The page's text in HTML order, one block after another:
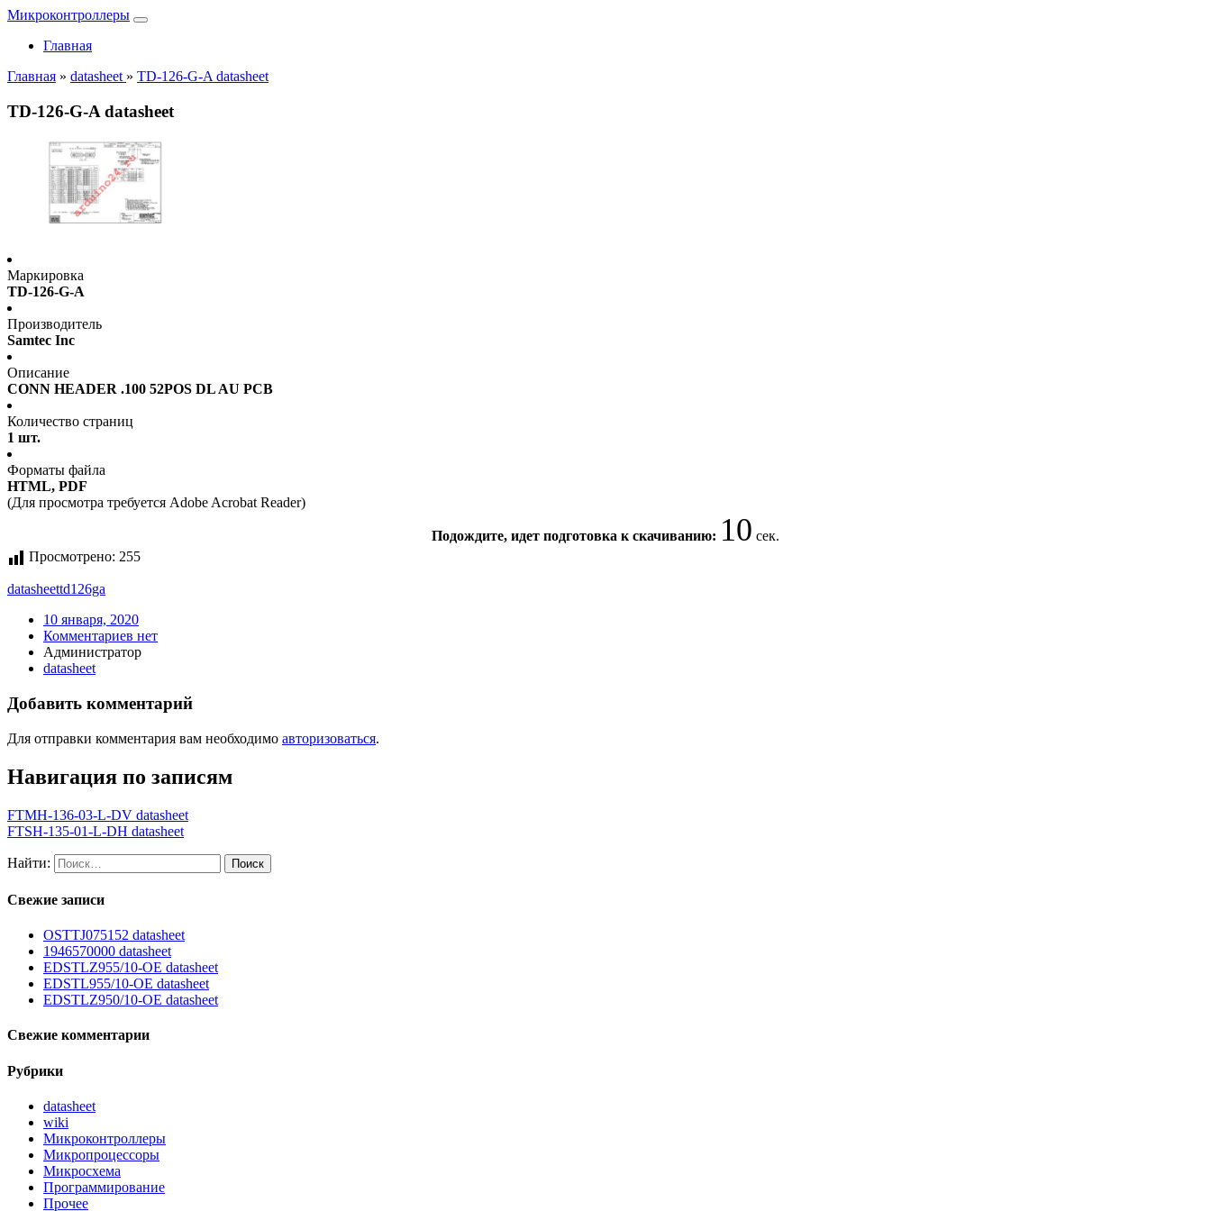
Микроконтроллеры
Главная
Главная » datasheet » TD-126-G-A datasheet
TD-126-G-A datasheet
Маркировка
TD-126-G-A
Производитель
Samtec Inc
Описание
CONN HEADER .100 52POS DL AU PCB
Количество страниц
1 шт.
Форматы файла
HTML, PDF
(Для просмотра требуется Adobe Acrobat Reader)
Подождите, идет подготовка к скачиванию: 10 сек.
Просмотрено: 255
datasheettd126ga
10 января, 2020
Комментариев нет
Администратор
datasheet
Добавить комментарий
Для отправки комментария вам необходимо авторизоваться.
Навигация по записям
FTMH-136-03-L-DV datasheet
FTSH-135-01-L-DH datasheet
Найти:
Свежие записи
OSTTJ075152 datasheet
1946570000 datasheet
EDSTLZ955/10-OE datasheet
EDSTL955/10-OE datasheet
EDSTLZ950/10-OE datasheet
Свежие комментарии
Рубрики
datasheet
wiki
Микроконтроллеры
Микропроцессоры
Микросхема
Программирование
Прочее